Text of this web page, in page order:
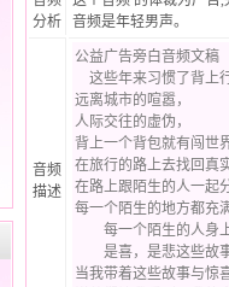
分析
音频是年轻男声。
音频
描述